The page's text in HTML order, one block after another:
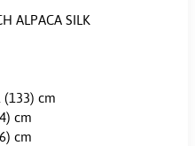
ALPACA SILK
(133) cm
cm
cm